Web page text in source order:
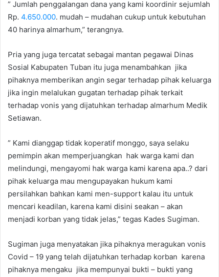
” Jumlah penggalangan dana yang kami koordinir sejumlah
Rp. 4.650.000. mudah – mudahan cukup untuk kebutuhan
40 harinya almarhum,” terangnya.
Pria yang juga tercatat sebagai mantan pegawai Dinas
Sosial Kabupaten Tuban itu juga menambahkan jika
pihaknya memberikan angin segar terhadap pihak keluarga
jika ingin melalukan gugatan terhadap pihak terkait
terhadap vonis yang dijatuhkan terhadap almarhum Medik
Setiawan.
” Kami dianggap tidak koperatif monggo, saya selaku
pemimpin akan memperjuangkan hak warga kami dan
melindungi, mengayomi hak warga kami karena apa..? dari
pihak keluarga mau mengupayakan hukum kami
persilahkan bahkan kami men-support kalau itu untuk
mencari keadilan, karena kami disini seakan – akan
menjadi korban yang tidak jelas,” tegas Kades Sugiman.
Sugiman juga menyatakan jika pihaknya meragukan vonis
Covid – 19 yang telah dijatuhkan terhadap korban karena
pihaknya mengaku jika mempunyai bukti – bukti yang